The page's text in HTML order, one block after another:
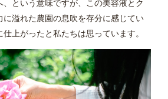
という意味ですが、この美容液とク
に溢れた農園の息吹を存分に感じてい
上がったと私たちは思っています。